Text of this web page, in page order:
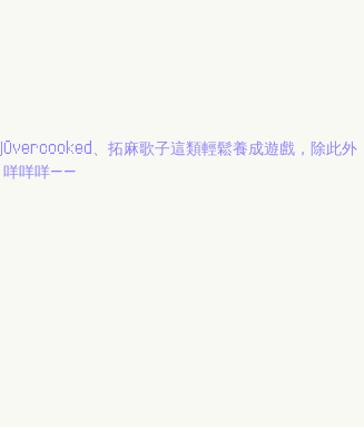
、拓麻歌子這類輕鬆養成遊戲，除此外
咩咩咩——